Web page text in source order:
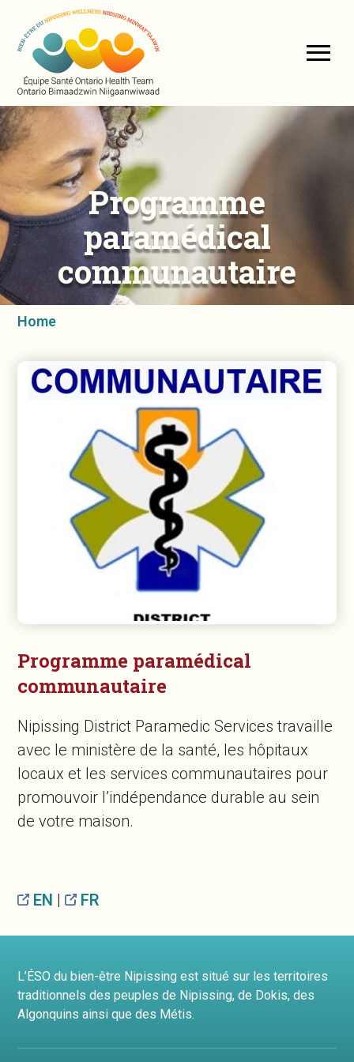
Programme
paramédical
communautaire
Home
Programme paramédical
communautaire
Nipissing District Paramedic Services travaille
avec le ministère de la santé, les hôpitaux
locaux et les services communautaires pour
promouvoir l’indépendance durable au sein
de votre maison.
EN | FR
L’ÉSO du bien-être Nipissing est situé sur les territoires
traditionnels des peuples de Nipissing, de Dokis, des
Algonquins ainsi que des Métis.